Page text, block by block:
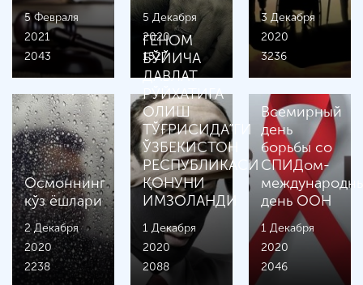
5 Февраля
2021
2043
5 Декабря
2020
1527
3 Декабря
2020
3236
Осмоннинг
кўз ёшлари
2 Декабря
2020
2238
ГЕНОМ
БЎЙИЧА
ДАВЛАТ
РЎЙХАТИГА
ОЛИШ
ТЎҒРИСИДА”ГИ
ЎЗБЕКИСТОН
РЕСПУБЛИКАСИ
ҚОНУНИ
ИМЗОЛАНДИ
1 Декабря
2020
2088
Всемирный
день
борьбы со
СПИДом-
день ООН
1 Декабря
2020
2046